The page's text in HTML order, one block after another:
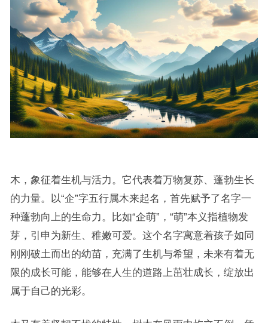
木，象征着生机与活力。它代表着万物复苏、蓬勃生长
的力量。以“企”字五行属木来起名，首先赋予了名字一
种蓬勃向上的生命力。比如“企萌”，“萌”本义指植物发
芽，引申为新生、稚嫩可爱。这个名字寓意着孩子如同
刚刚破土而出的幼苗，充满了生机与希望，未来有着无
限的成长可能，能够在人生的道路上茁壮成长，绽放出
属于自己的光彩。